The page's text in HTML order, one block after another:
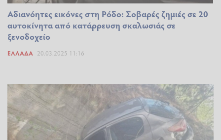
Αδιανόητες εικόνες στη Ρόδο: Σοβαρές ζημιές σε 20
αυτοκίνητα από κατάρρευση σκαλωσιάς σε
ξενοδοχείο
ΕΛΛΆΔΑ 20.03.2025 11:16